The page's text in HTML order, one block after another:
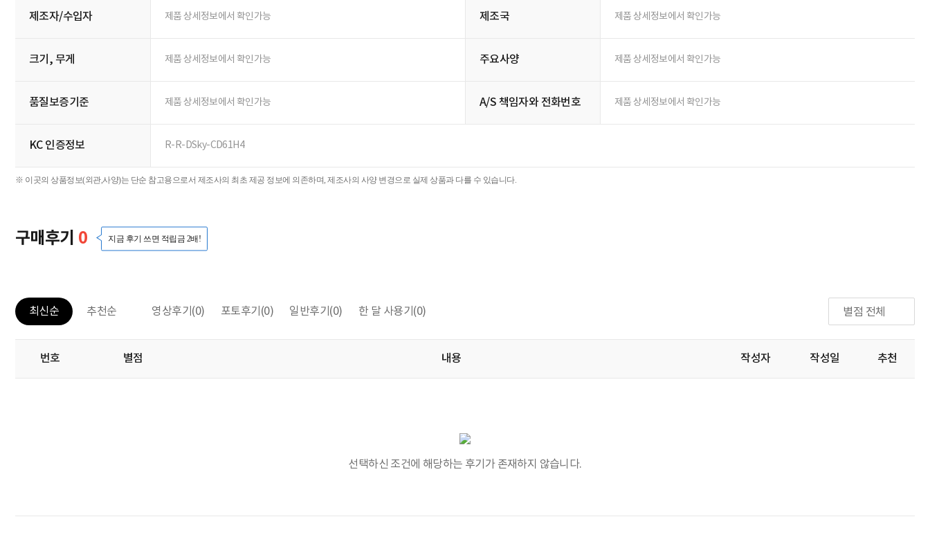
제조자/수입자 제품 상세정보에서 확인가능 제조국 제품 상세정보에서 확인가능
크기, 무게 제품 상세정보에서 확인가능 주요사양 제품 상세정보에서 확인가능
품질보증기준 제품 상세정보에서 확인가능 A/S 책임자와 전화번호 제품 상세정보에서 확인가능
KC 인증정보 R-R-DSky-CD61H4
※ 이곳의 상품정보(외관,사양)는 단순 참고용으로서 제조사의 최초 제공 정보에 의존하며, 제조사의 사양 변경으로 실제 상품과 다를 수 있습니다.
구매후기 0 지금 후기 쓰면 적립금 2배!
최신순 추천순 영상후기 (0) 포토후기 (0) 일반후기 (0) 한 달 사용기 (0) 별점 전체
번호 별점 내용 작성자 작성일 추천
선택하신 조건에 해당하는 후기가 존재하지 않습니다.